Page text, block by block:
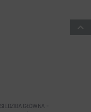
SIEDZIBA GŁÓWNA -